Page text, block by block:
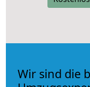
Wir sind die